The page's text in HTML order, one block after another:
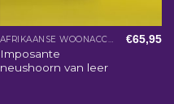
AFRIKAANSE WOONACCESSOIRES
Imposante
neushoorn van leer
€65,95